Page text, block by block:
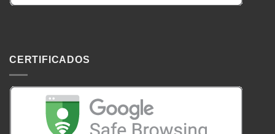
CERTIFICADOS